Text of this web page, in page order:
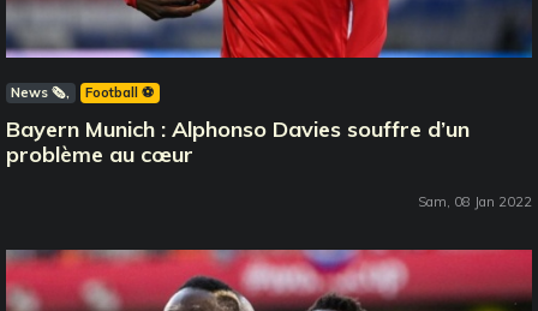
News 🗞️ Football ⚽️
Bayern Munich : Alphonso Davies souffre d’un
problème au cœur
Sam, 08 Jan 2022